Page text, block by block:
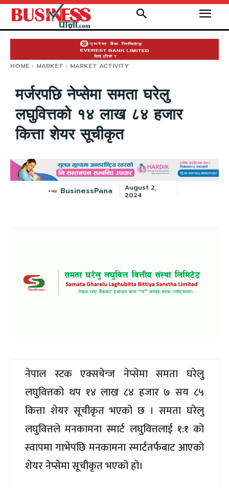
HOME MARKET MARKET ACTIVITY
मर्जरपछि नेप्सेमा समता घरेलु
लघुवित्तको १४ लाख ८४ हजार
कित्ता शेयर सूचीकृत
BusinessPana
August 2,
2024
नेपाल स्टक एक्सचेन्ज नेप्सेमा समता घरेलु
लघुवित्तको थप १४ लाख ८४ हजार ७ सय ८५
कित्ता शेयर सूचीकृत भएको छ । समता घरेलु
लघुवित्तले मनकामना स्मार्ट लघुवित्तलाई १:१ को
स्वापमा गाभेपछि मनकामना स्मार्टतर्फबाट आएको
शेयर नेप्सेमा सूचीकृत भएको हो।